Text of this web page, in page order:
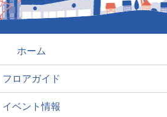
ホーム
フロアガイド
イベント情報